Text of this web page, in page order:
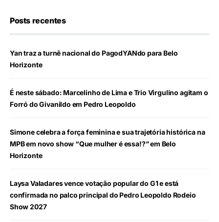
Posts recentes
Yan traz a turnê nacional do PagodYANdo para Belo
Horizonte
É neste sábado: Marcelinho de Lima e Trio Virgulino agitam o
Forró do Givanildo em Pedro Leopoldo
Simone celebra a força feminina e sua trajetória histórica na
MPB em novo show “Que mulher é essa!?” em Belo
Horizonte
Laysa Valadares vence votação popular do G1 e está
confirmada no palco principal do Pedro Leopoldo Rodeio
Show 2027